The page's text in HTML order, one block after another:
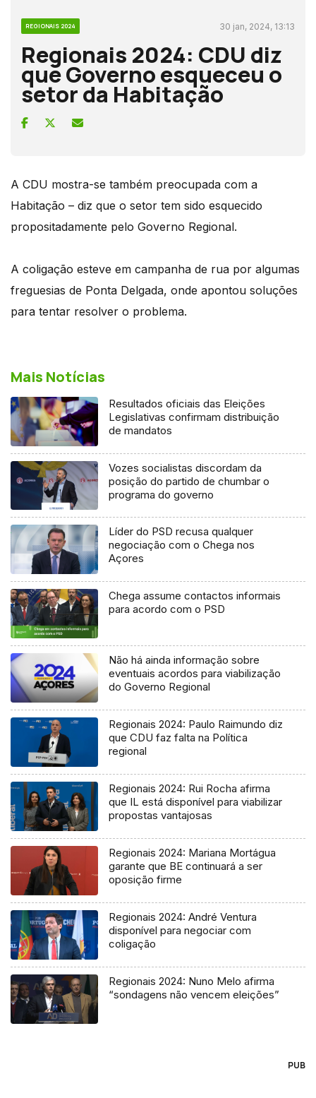
REGIONAIS 2024 30 jan, 2024, 13:13
Regionais 2024: CDU diz
que Governo esqueceu o
setor da Habitação
A CDU mostra-se também preocupada com a
Habitação – diz que o setor tem sido esquecido
propositadamente pelo Governo Regional.
A coligação esteve em campanha de rua por algumas
freguesias de Ponta Delgada, onde apontou soluções
para tentar resolver o problema.
Mais Notícias
Resultados oficiais das Eleições
Legislativas confirmam distribuição
de mandatos
Vozes socialistas discordam da
posição do partido de chumbar o
programa do governo
Líder do PSD recusa qualquer
negociação com o Chega nos
Açores
Chega assume contactos informais
para acordo com o PSD
Não há ainda informação sobre
eventuais acordos para viabilização
do Governo Regional
Regionais 2024: Paulo Raimundo diz
que CDU faz falta na Política
regional
Regionais 2024: Rui Rocha afirma
que IL está disponível para viabilizar
propostas vantajosas
Regionais 2024: Mariana Mortágua
garante que BE continuará a ser
oposição firme
Regionais 2024: André Ventura
disponível para negociar com
coligação
Regionais 2024: Nuno Melo afirma
“sondagens não vencem eleições”
PUB